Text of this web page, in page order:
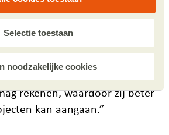
Selectie toestaan
noodzakelijke cookies
Mijn bijdrage is nu echt meer
het administratief wel zo
notariële akte kan
rekenen, waardoor zij beter
kan aangaan.”